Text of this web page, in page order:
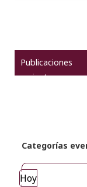
Publicaciones
recientes
Virreinato
Categorías
Hoy